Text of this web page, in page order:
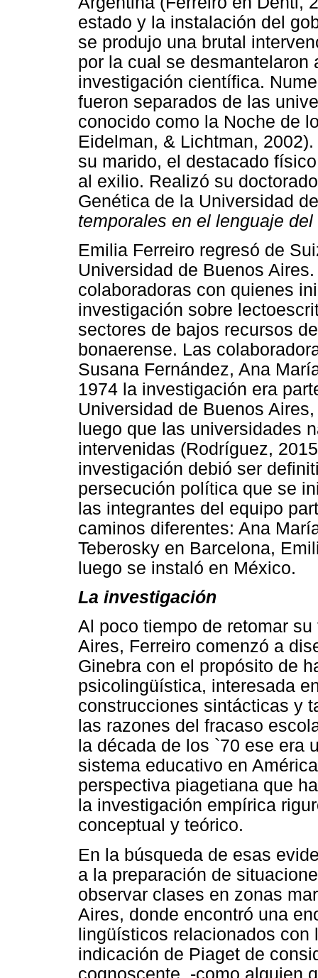
estado y la instalación del
se produjo una brutal
por la cual se
investigación científica.
fueron separados de las
conocido como la Noche de
Eidelman, & Lichtman,
su marido, el destacado
al exilio. Realizó su
Genética de la Universidad
temporales en el lenguaje del
Emilia Ferreiro regresó de
Universidad de Buenos
colaboradoras con quienes
investigación sobre
sectores de bajos recursos
bonaerense. Las
Susana Fernández, Ana
1974 la investigación era
Universidad de Buenos
luego que las universidades
intervenidas (Rodríguez,
investigación debió ser
persecución política que se
las integrantes del equipo
caminos diferentes: Ana
Teberosky en Barcelona,
luego se instaló en México.
La investigación
Al poco tiempo de retomar
Aires, Ferreiro comenzó a
Ginebra con el propósito de
psicolingüística, interesada
construcciones sintácticas y
las razones del fracaso
la década de los `70 ese era
sistema educativo en
perspectiva piagetiana que
la investigación empírica
conceptual y teórico.
En la búsqueda de esas
a la preparación de
observar clases en zonas
Aires, donde encontró una
lingüísticos relacionados con
indicación de Piaget de
cognoscente, -como alguien